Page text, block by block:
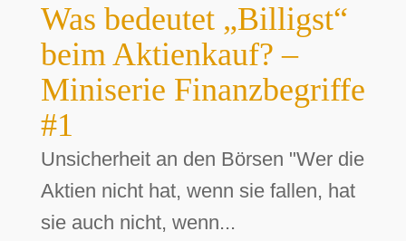
Was bedeutet „Billigst“
beim Aktienkauf? –
Miniserie Finanzbegriffe
#1
Unsicherheit an den Börsen "Wer die
Aktien nicht hat, wenn sie fallen, hat
sie auch nicht, wenn...